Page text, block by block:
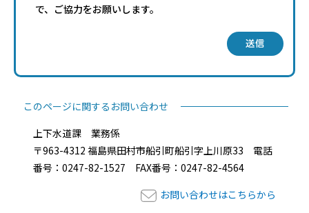
で、ご協力をお願いします。
送信
このページに関するお問い合わせ
上下水道課 業務係
〒963-4312 福島県田村市船引町船引字上川原33 電話
番号：0247-82-1527 FAX番号：0247-82-4564
お問い合わせはこちらから